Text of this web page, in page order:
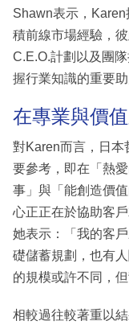
Shawn表示，
積前線市場經驗，
C.E.O.計劃以及團
握行業知識的重要助
在專業與價
對Karen而言，日本
要參考，即在「熱
事」與「能創造價
心正正在於協助客
她表示：「我的客
礎儲蓄規劃，也有
的規模或許不同，
相較過往較著重以